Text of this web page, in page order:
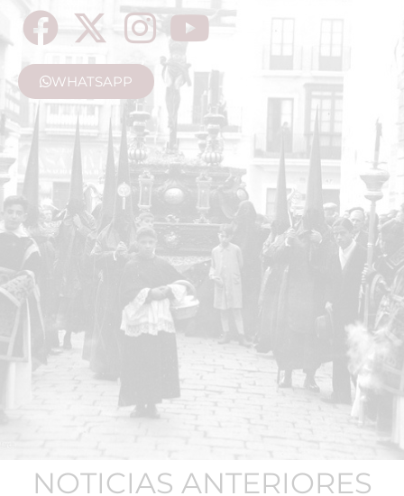
WHATSAPP
NOTICIAS ANTERIORES